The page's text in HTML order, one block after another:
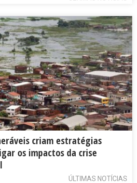
criam estratégias
os impactos da crise
ÚLTIMAS NOTÍCIAS